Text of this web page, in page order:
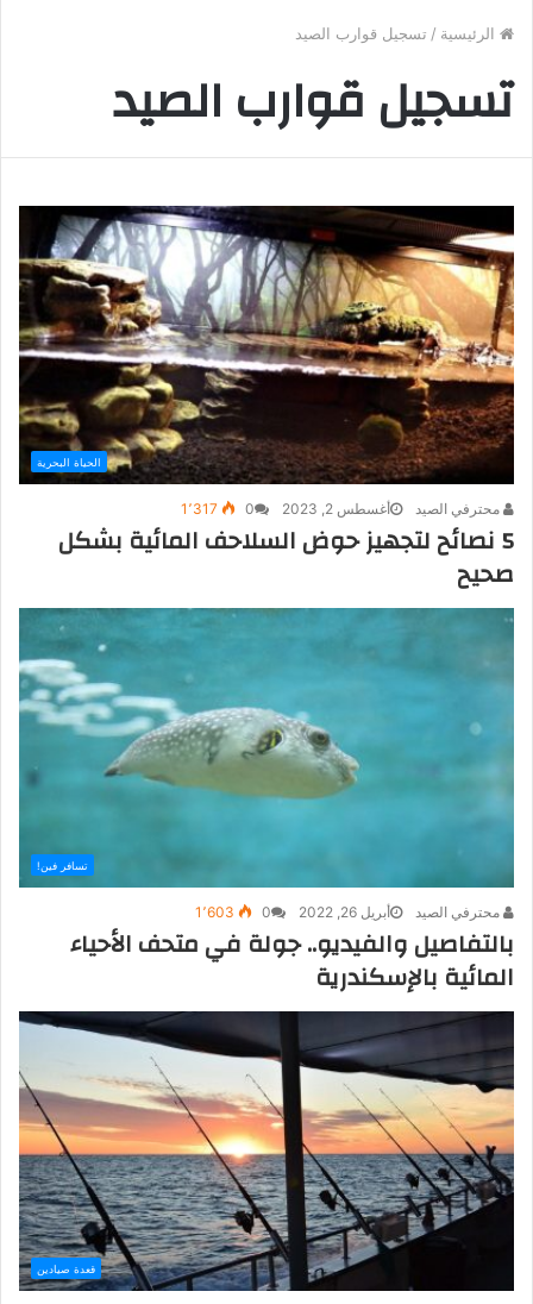
الرئيسية / تسجيل قوارب الصيد
تسجيل قوارب الصيد
الحياة البحرية
محترفي الصيد أغسطس 2, 2023 0 1٬317
5 نصائح لتجهيز حوض السلاحف المائية بشكل
صحيح
تسافر فين!
محترفي الصيد أبريل 26, 2022 0 1٬603
بالتفاصيل والفيديو.. جولة في متحف الأحياء
المائية بالإسكندرية
قعدة صيادين